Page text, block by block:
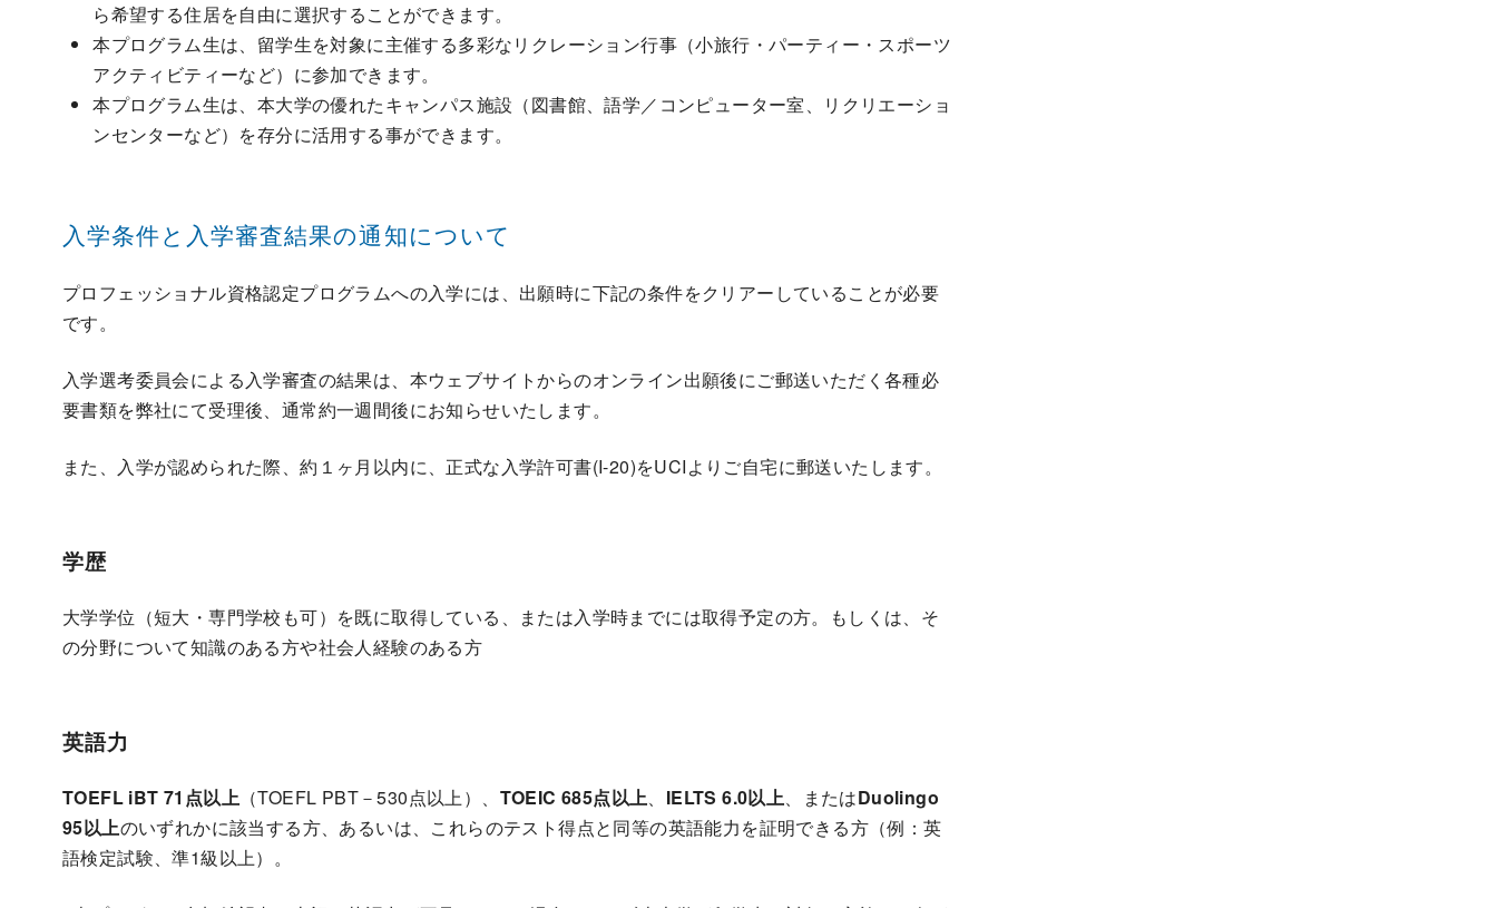
ら希望する住居を自由に選択することができます。
本プログラム生は、留学生を対象に主催する多彩なリクレーション行事（小旅行・パーティー・スポーツ
アクティビティーなど）に参加できます。
本プログラム生は、本大学の優れたキャンパス施設（図書館、語学／コンピューター室、リクリエーショ
ンセンターなど）を存分に活用する事ができます。
入学条件と入学審査結果の通知について
プロフェッショナル資格認定プログラムへの入学には、出願時に下記の条件をクリアーしていることが必要
です。
入学選考委員会による入学審査の結果は、本ウェブサイトからのオンライン出願後にご郵送いただく各種必
要書類を弊社にて受理後、通常約一週間後にお知らせいたします。
また、入学が認められた際、約１ヶ月以内に、正式な入学許可書(I-20)をUCIよりご自宅に郵送いたします。
学歴
大学学位（短大・専門学校も可）を既に取得している、または入学時までには取得予定の方。もしくは、そ
の分野について知識のある方や社会人経験のある方
英語力
TOEFL iBT 71点以上 （TOEFL PBT－530点以上）、 TOEIC 685点以上 IELTS 6.0以上 、またはDuolingo
95以上のいずれかに該当する方、あるいは、これらのテスト得点と同等の英語能力を証明できる方（例：英
語検定試験、準1級以上）。